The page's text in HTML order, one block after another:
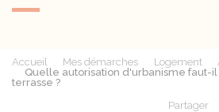
Accueil Mes démarches Logement
Quelle autorisation d'urbanisme faut-
terrasse ?
Partager